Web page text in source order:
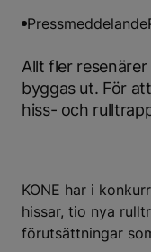
Pressmeddelande
Allt fler
byggas ut. För
hiss- och
KONE har i
hissar, tio nya
förutsättningar